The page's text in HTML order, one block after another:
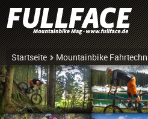
Startseite Mountainbike